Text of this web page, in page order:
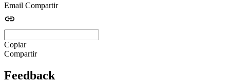
Email Compartir
Copiar
Compartir
Feedback